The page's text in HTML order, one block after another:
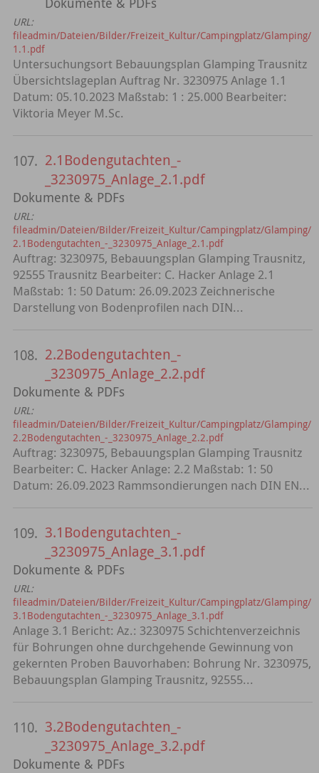
URL:
fileadmin/Dateien/Bilder/Freizeit_Kultur/Campingplatz/Glamping/
1.1.pdf
Untersuchungsort Bebauungsplan Glamping Trausnitz
Übersichtslageplan Auftrag Nr. 3230975 Anlage 1.1
Datum: 05.10.2023 Maßstab: 1 : 25.000 Bearbeiter:
Viktoria Meyer M.Sc.
107. 2.1Bodengutachten_-
_3230975_Anlage_2.1.pdf
Dokumente & PDFs
URL:
fileadmin/Dateien/Bilder/Freizeit_Kultur/Campingplatz/Glamping/
2.1Bodengutachten_-_3230975_Anlage_2.1.pdf
Auftrag: 3230975, Bebauungsplan Glamping Trausnitz,
92555 Trausnitz Bearbeiter: C. Hacker Anlage 2.1
Maßstab: 1: 50 Datum: 26.09.2023 Zeichnerische
Darstellung von Bodenprofilen nach DIN...
108. 2.2Bodengutachten_-
_3230975_Anlage_2.2.pdf
Dokumente & PDFs
URL:
fileadmin/Dateien/Bilder/Freizeit_Kultur/Campingplatz/Glamping/
2.2Bodengutachten_-_3230975_Anlage_2.2.pdf
Auftrag: 3230975, Bebauungsplan Glamping Trausnitz
Bearbeiter: C. Hacker Anlage: 2.2 Maßstab: 1: 50
Datum: 26.09.2023 Rammsondierungen nach DIN EN...
109. 3.1Bodengutachten_-
_3230975_Anlage_3.1.pdf
Dokumente & PDFs
URL:
fileadmin/Dateien/Bilder/Freizeit_Kultur/Campingplatz/Glamping/
3.1Bodengutachten_-_3230975_Anlage_3.1.pdf
Anlage 3.1 Bericht: Az.: 3230975 Schichtenverzeichnis
für Bohrungen ohne durchgehende Gewinnung von
gekernten Proben Bauvorhaben: Bohrung Nr. 3230975,
Bebauungsplan Glamping Trausnitz, 92555...
110. 3.2Bodengutachten_-
_3230975_Anlage_3.2.pdf
Dokumente & PDFs